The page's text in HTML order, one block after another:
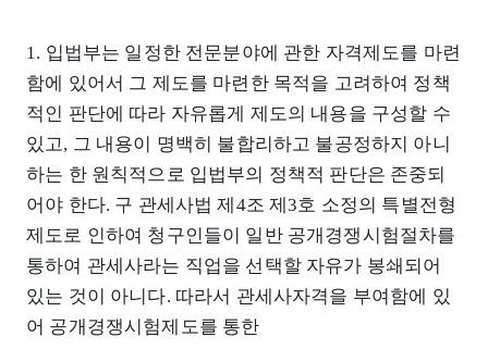
1. 입법부는 일정한 전문분야에 관한 자격제도를 마련
함에 있어서 그 제도를 마련한 목적을 고려하여 정책
적인 판단에 따라 자유롭게 제도의 내용을 구성할 수
있고, 그 내용이 명백히 불합리하고 불공정하지 아니
하는 한 원칙적으로 입법부의 정책적 판단은 존중되
어야 한다. 구 관세사법 제4조 제3호 소정의 특별전형
제도로 인하여 청구인들이 일반 공개경쟁시험절차를
통하여 관세사라는 직업을 선택할 자유가 봉쇄되어
있는 것이 아니다. 따라서 관세사자격을 부여함에 있
어 공개경쟁시험제도를 통한